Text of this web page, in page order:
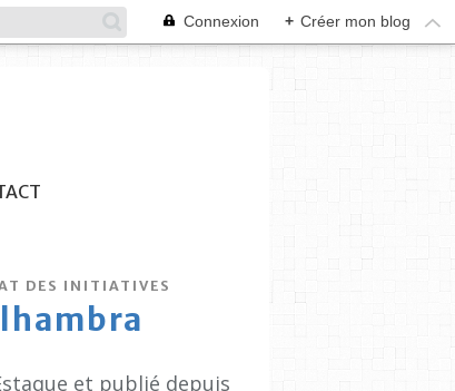
Connexion + Créer mon blog
DES INITIATIVES
et publié depuis